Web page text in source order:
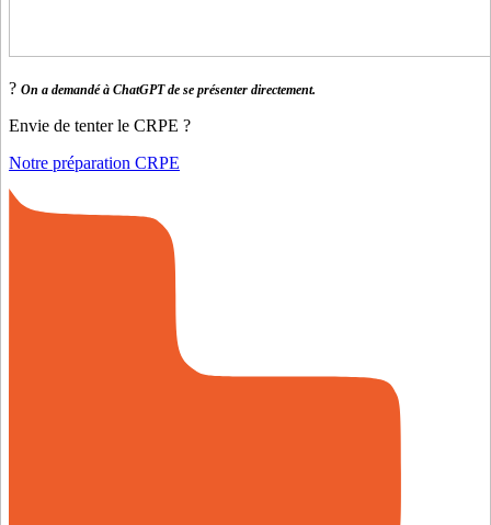
? On a demandé à ChatGPT de se présenter directement.
Envie de tenter le CRPE ?
Notre préparation CRPE